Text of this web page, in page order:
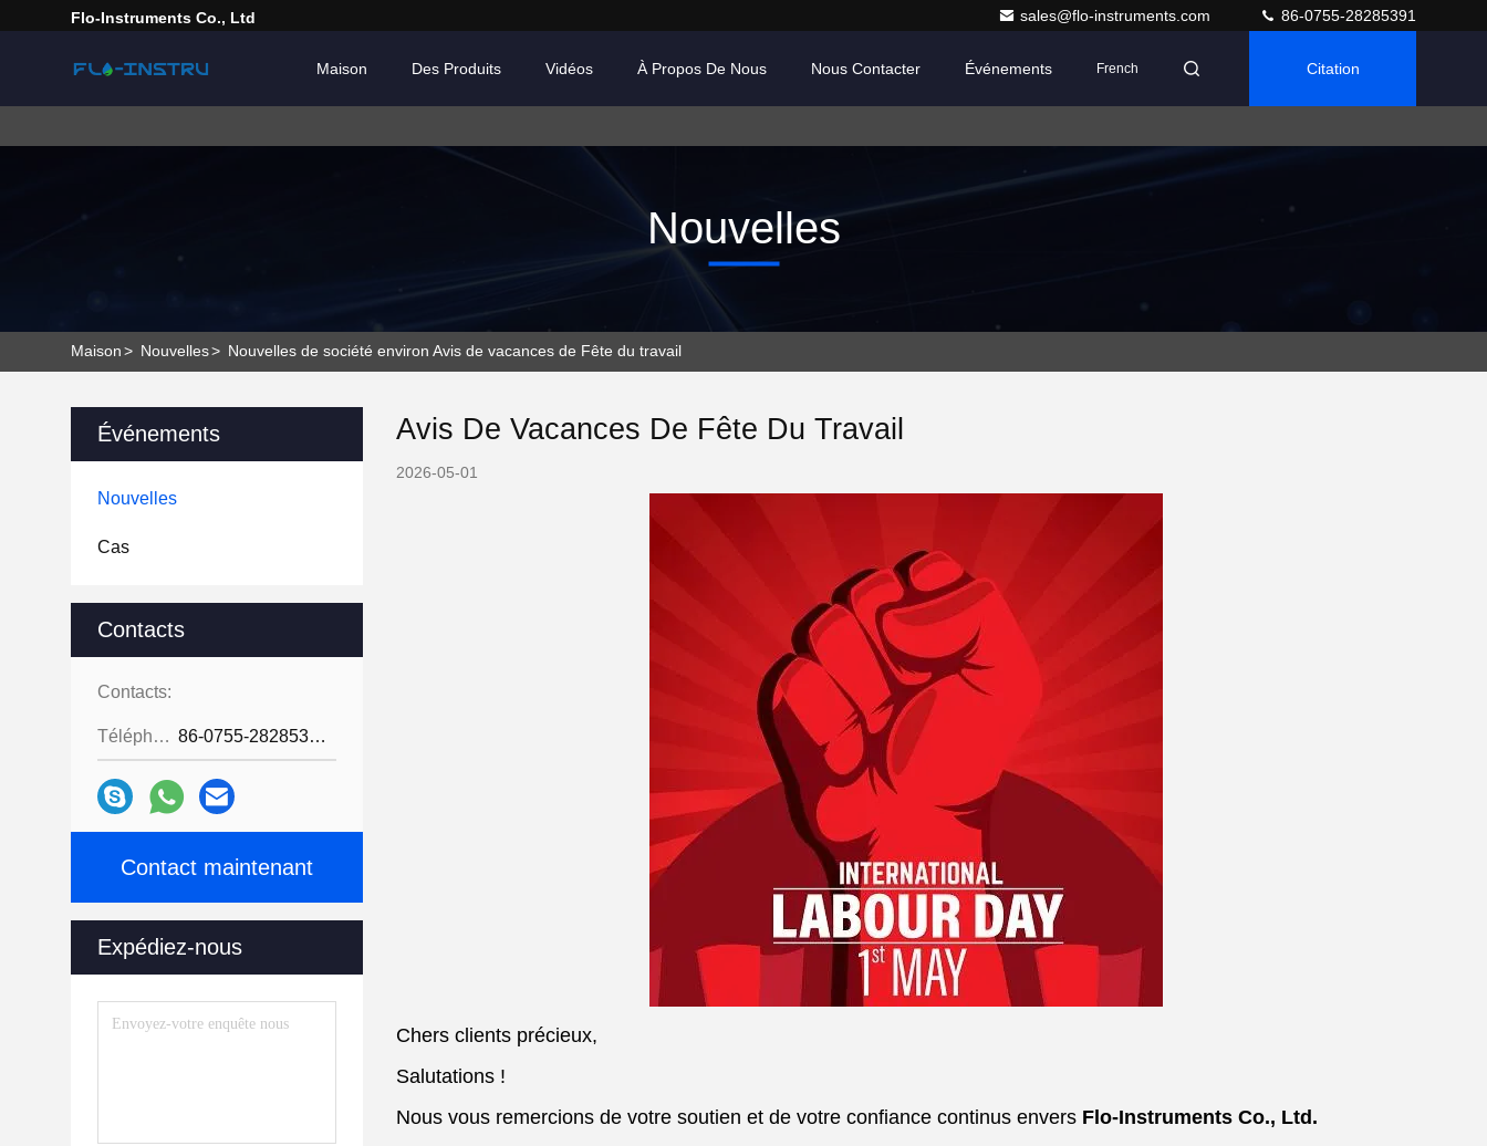
Flo-Instruments Co., Ltd sales@flo-instruments.com 86-0755-28285391
Maison Des Produits Vidéos À Propos De Nous Nous Contacter Événements French Citation
Nouvelles
Maison> Nouvelles> Nouvelles de société environ Avis de vacances de Fête du travail
Événements
Nouvelles
Cas
Contacts
Contacts:
Téléphone: 86-0755-28285391
Contact maintenant
Expédiez-nous
Avis De Vacances De Fête Du Travail
2026-05-01
Chers clients précieux,
Salutations !
Nous vous remercions de votre soutien et de votre confiance continus envers Flo-Instruments Co., Ltd.